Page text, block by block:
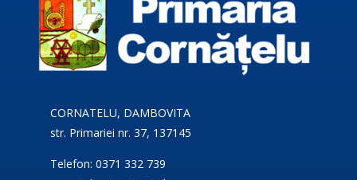
CORNATELU, DAMBOVITA
str. Primariei nr. 37, 137145
Telefon: 0371 332 739